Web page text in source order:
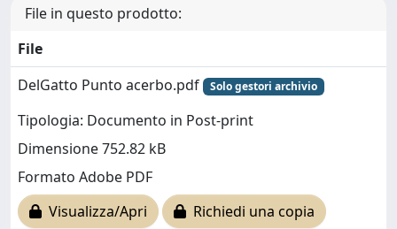
File in questo prodotto:
File
DelGatto Punto acerbo.pdf
Solo gestori archivio
Tipologia: Documento in Post-print
Dimensione 752.82 kB
Formato Adobe PDF
Visualizza/Apri
Richiedi una copia